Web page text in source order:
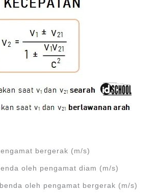
bergerak (m/s)
oleh pengamat diam (m/s)
oleh pengamat bergerak (m/s)